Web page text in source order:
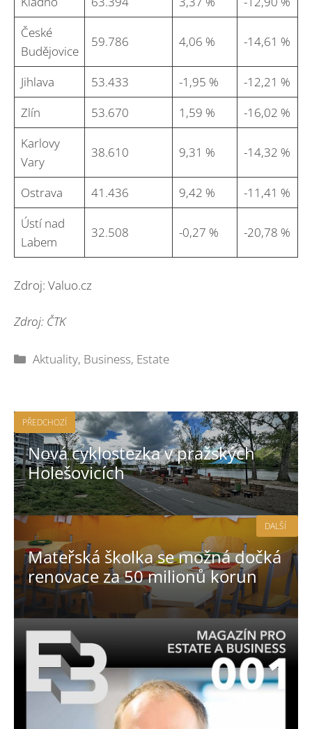
České
Budějovice
59.786 4,06 % -14,61 %
Jihlava 53.433 -1,95 %
-12,21 %
Zlín
53.670 1,59 %
-16,02 %
Karlovy
Vary
38.610 9,31 % -14,32 %
Ostrava 41.436 9,42 %
-11,41 %
Ústí nad
Labem
32.508 -0,27 % -20,78 %
Zdroj: Valuo.cz
Zdroj: ČTK
Rubriky
Aktuality, Business, Estate
PŘEDCHOZÍ
Nová cyklostezka v pražských
Holešovicích
Mateřská školka se možná dočká
renovace za 50 milionů korun
DALŠÍ